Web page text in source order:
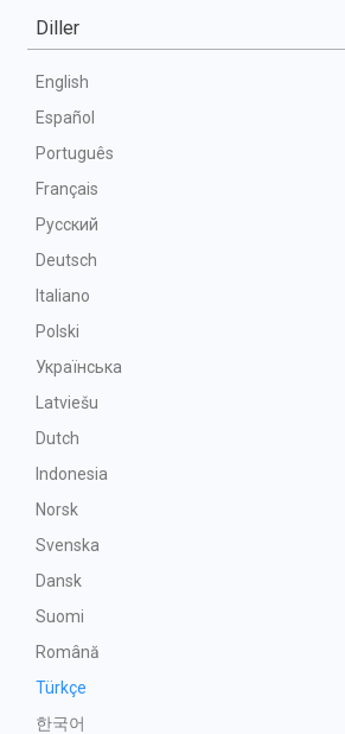
Diller
English
Español
Português
Français
Русский
Deutsch
Italiano
Polski
Українська
Latviešu
Dutch
Indonesia
Norsk
Svenska
Dansk
Suomi
Română
Türkçe
한국어